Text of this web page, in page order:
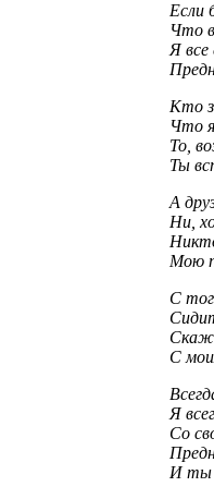
Если
Что
Я все
Кто
Что я
То,
Ты
А
Ни,
Мою
С
С
Я
Со
И ты